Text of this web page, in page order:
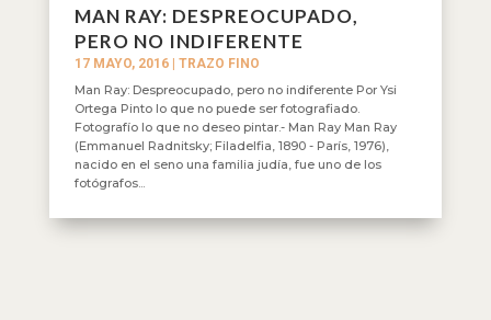
MAN RAY: DESPREOCUPADO,
PERO NO INDIFERENTE
17 MAYO, 2016| TRAZO FINO
Man Ray: Despreocupado, pero no indiferente Por Ysi
Ortega Pinto lo que no puede ser fotografiado.
Fotografío lo que no deseo pintar.- Man Ray Man Ray
(Emmanuel Radnitsky; Filadelfia, 1890 - París, 1976),
nacido en el seno una familia judía, fue uno de los
fotógrafos...